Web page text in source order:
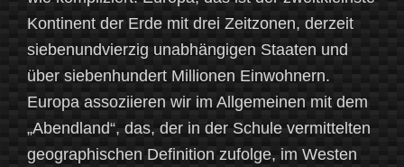
Kontinent der Erde mit drei Zeitzonen, derzeit
siebenundvierzig unabhängigen Staaten und
über siebenhundert Millionen Einwohnern.
Europa assoziieren wir im Allgemeinen mit dem
„Abendland“, das, der in der Schule vermittelten
geographischen Definition zufolge, im Westen